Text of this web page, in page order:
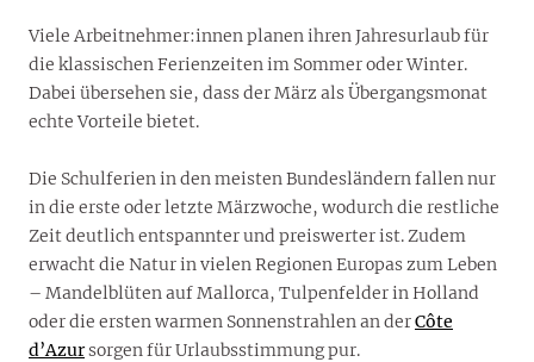
Viele Arbeitnehmer:innen planen ihren Jahresurlaub für
die klassischen Ferienzeiten im Sommer oder Winter.
Dabei übersehen sie, dass der März als Übergangsmonat
echte Vorteile bietet.
Die Schulferien in den meisten Bundesländern fallen nur
in die erste oder letzte Märzwoche, wodurch die restliche
Zeit deutlich entspannter und preiswerter ist. Zudem
erwacht die Natur in vielen Regionen Europas zum Leben
– Mandelblüten auf Mallorca, Tulpenfelder in Holland
oder die ersten warmen Sonnenstrahlen an derCôte
d’Azursorgen für Urlaubsstimmung pur.